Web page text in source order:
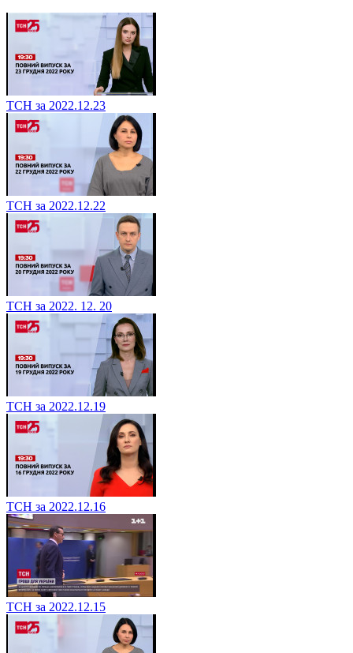
ТСН за 2022.12.23
ТСН за 2022.12.22
ТСН за 2022. 12. 20
ТСН за 2022.12.19
ТСН за 2022.12.16
ТСН за 2022.12.15